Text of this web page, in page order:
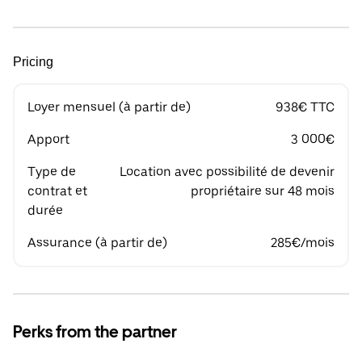
Pricing
Loyer mensuel (à partir de) 938€ TTC
Apport 3 000€
Type de
contrat et
durée
Location avec possibilité de devenir
propriétaire sur 48 mois
Assurance (à partir de) 285€/mois
Perks from the partner